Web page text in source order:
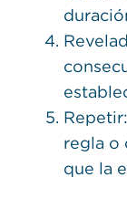
regla o
que la